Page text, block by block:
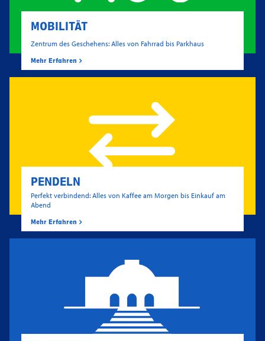
MOBILITÄT
Zentrum des Geschehens: Alles von Fahrrad bis Parkhaus
Mehr Erfahren
PENDELN
Perfekt verbindend: Alles von Kaffee am Morgen bis Einkauf am
Abend
Mehr Erfahren